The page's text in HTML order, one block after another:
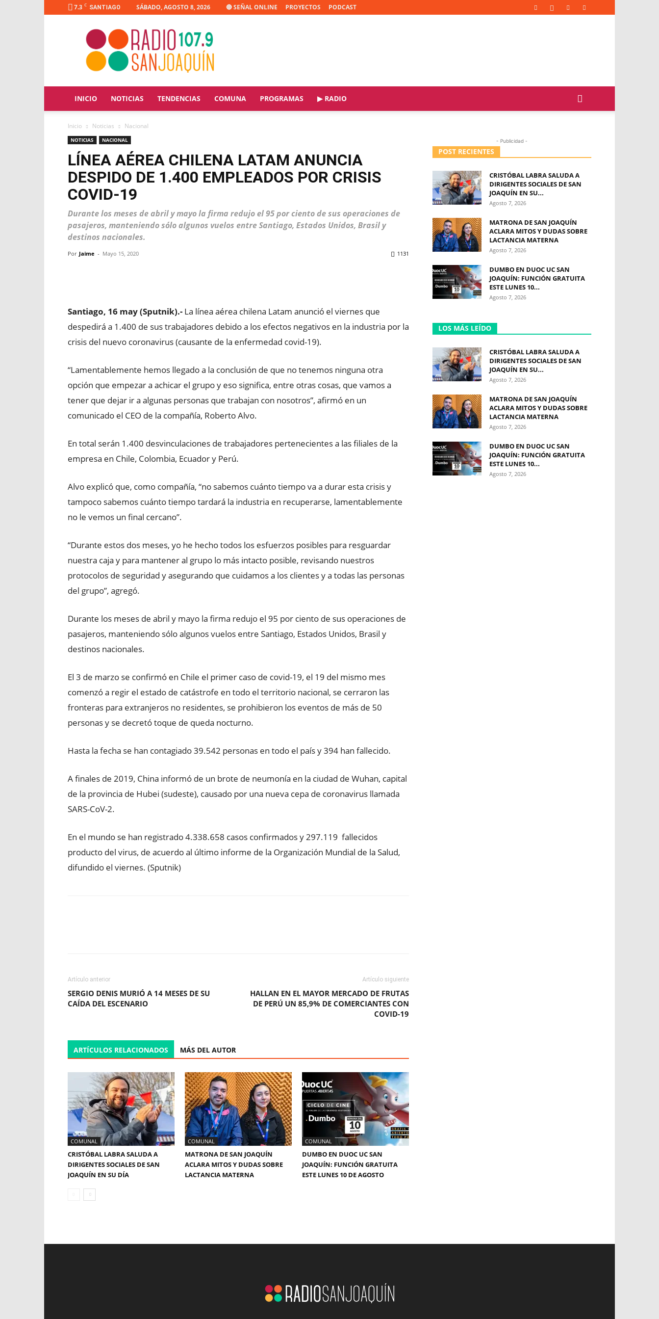
7.3 C SANTIAGO SÁBADO, AGOSTO 8, 2026 🔴 SEÑAL ONLINE PROYECTOS PODCAST
Radio
Joaquín
INICIO NOTICIAS TENDENCIAS COMUNA PROGRAMAS ▶ RADIO
Inicio Noticias Nacional
NOTICIAS NACIONAL
LÍNEA AÉREA CHILENA LATAM ANUNCIA
DESPIDO DE 1.400 EMPLEADOS POR CRISIS
COVID-19
Durante los meses de abril y mayo la firma redujo el 95 por ciento de sus operaciones de
pasajeros, manteniendo sólo algunos vuelos entre Santiago, Estados Unidos, Brasil y
destinos nacionales.
Por Jaime - Mayo 15, 2020 1131
Santiago, 16 may (Sputnik).- La línea aérea chilena Latam anunció el viernes que
despedirá a 1.400 de sus trabajadores debido a los efectos negativos en la industria por la
crisis del nuevo coronavirus (causante de la enfermedad covid-19).
“Lamentablemente hemos llegado a la conclusión de que no tenemos ninguna otra
opción que empezar a achicar el grupo y eso significa, entre otras cosas, que vamos a
tener que dejar ir a algunas personas que trabajan con nosotros”, afirmó en un
comunicado el CEO de la compañía, Roberto Alvo.
En total serán 1.400 desvinculaciones de trabajadores pertenecientes a las filiales de la
empresa en Chile, Colombia, Ecuador y Perú.
Alvo explicó que, como compañía, “no sabemos cuánto tiempo va a durar esta crisis y
tampoco sabemos cuánto tiempo tardará la industria en recuperarse, lamentablemente
no le vemos un final cercano”.
“Durante estos dos meses, yo he hecho todos los esfuerzos posibles para resguardar
nuestra caja y para mantener al grupo lo más intacto posible, revisando nuestros
protocolos de seguridad y asegurando que cuidamos a los clientes y a todas las personas
del grupo”, agregó.
Durante los meses de abril y mayo la firma redujo el 95 por ciento de sus operaciones de
pasajeros, manteniendo sólo algunos vuelos entre Santiago, Estados Unidos, Brasil y
destinos nacionales.
El 3 de marzo se confirmó en Chile el primer caso de covid-19, el 19 del mismo mes
comenzó a regir el estado de catástrofe en todo el territorio nacional, se cerraron las
fronteras para extranjeros no residentes, se prohibieron los eventos de más de 50
personas y se decretó toque de queda nocturno.
Hasta la fecha se han contagiado 39.542 personas en todo el país y 394 han fallecido.
A finales de 2019, China informó de un brote de neumonía en la ciudad de Wuhan, capital
de la provincia de Hubei (sudeste), causado por una nueva cepa de coronavirus llamada
SARS-CoV-2.
En el mundo se han registrado 4.338.658 casos confirmados y 297.119 fallecidos
producto del virus, de acuerdo al último informe de la Organización Mundial de la Salud,
difundido el viernes. (Sputnik)
Artículo anterior
SERGIO DENIS MURIÓ A 14 MESES DE SU
CAÍDA DEL ESCENARIO
Artículo siguiente
HALLAN EN EL MAYOR MERCADO DE FRUTAS
DE PERÚ UN 85,9% DE COMERCIANTES CON
COVID-19
ARTÍCULOS RELACIONADOS MÁS DEL AUTOR
COMUNAL
CRISTÓBAL LABRA SALUDA A
DIRIGENTES SOCIALES DE SAN
JOAQUÍN EN SU DÍA
COMUNAL
MATRONA DE SAN JOAQUÍN
ACLARA MITOS Y DUDAS SOBRE
LACTANCIA MATERNA
COMUNAL
DUMBO EN DUOC UC SAN
JOAQUÍN: FUNCIÓN GRATUITA
ESTE LUNES 10 DE AGOSTO
- Publicidad -
POST RECIENTES
CRISTÓBAL LABRA SALUDA A
DIRIGENTES SOCIALES DE SAN
JOAQUÍN EN SU...
Agosto 7, 2026
MATRONA DE SAN JOAQUÍN
ACLARA MITOS Y DUDAS SOBRE
LACTANCIA MATERNA
Agosto 7, 2026
DUMBO EN DUOC UC SAN
JOAQUÍN: FUNCIÓN GRATUITA
ESTE LUNES 10...
Agosto 7, 2026
LOS MÁS LEÍDO
CRISTÓBAL LABRA SALUDA A
DIRIGENTES SOCIALES DE SAN
JOAQUÍN EN SU...
Agosto 7, 2026
MATRONA DE SAN JOAQUÍN
ACLARA MITOS Y DUDAS SOBRE
LACTANCIA MATERNA
Agosto 7, 2026
DUMBO EN DUOC UC SAN
JOAQUÍN: FUNCIÓN GRATUITA
ESTE LUNES 10...
Agosto 7, 2026